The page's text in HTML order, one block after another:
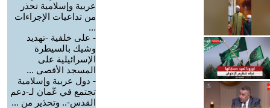
عربية وإسلامية تحذر
من تداعيات الإجراءات
...
- على خلفية -تهديد
وشيك بالسيطرة
الإسرائيلية على
المسجد الأقصى ...
- دول عربية وإسلامية
تجتمع في عّمان لـ-دعم
القدس-.. وتحذير من ...